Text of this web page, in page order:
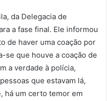
da Delegacia de
a fase final. Ele informou
de haver uma coação por
se que houve a coação de
a verdade à polícia,
que estavam lá,
há um certo temor em